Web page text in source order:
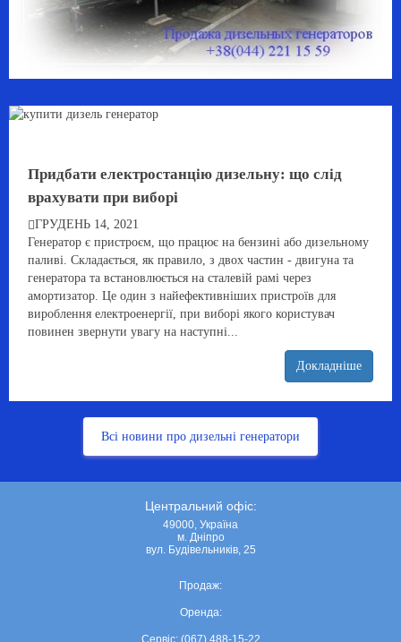
Придбати електростанцію дизельну: що слід
врахувати при виборі
ГРУДЕНЬ 14, 2021
Генератор є пристроєм, що працює на бензині або дизельному
паливі. Складається, як правило, з двох частин - двигуна та
генератора та встановлюється на сталевій рамі через
амортизатор. Це один з найефективніших пристроїв для
вироблення електроенергії, при виборі якого користувач
повинен звернути увагу на наступні...
Докладніше
Всі новини про дизельні генератори
Центральний офіс:
49000, Україна
м. Дніпро
вул. Будівельників, 25
Продаж:
Оренда:
Сервіс: (067) 488-15-22